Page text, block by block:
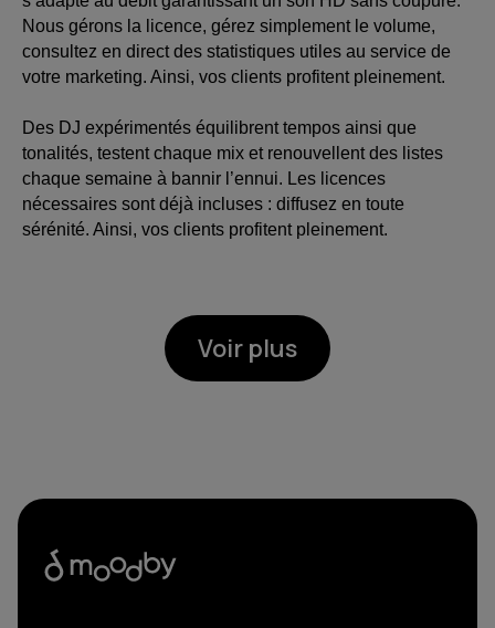
Nous gérons la licence, gérez simplement le volume,
consultez en direct des statistiques utiles au service de
votre marketing. Ainsi, vos clients profitent pleinement.
Des DJ expérimentés équilibrent tempos ainsi que
tonalités, testent chaque mix et renouvellent des listes
chaque semaine à bannir l’ennui. Les licences
nécessaires sont déjà incluses : diffusez en toute
sérénité. Ainsi, vos clients profitent pleinement.
Voir plus